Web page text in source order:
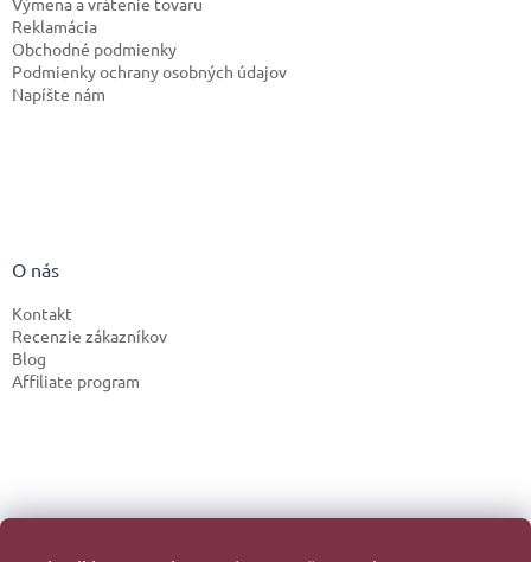
Reklamácia
Obchodné podmienky
Podmienky ochrany osobných údajov
Napíšte nám
O nás
Kontakt
Recenzie zákazníkov
Blog
Affiliate program